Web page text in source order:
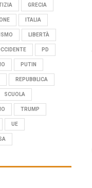
GRECIA
ITALIA
LIBERTÀ
PD
PUTIN
REPUBBLICA
SCUOLA
TRUMP
UE